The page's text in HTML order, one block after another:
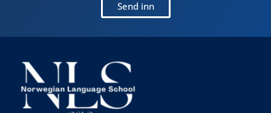
Send inn